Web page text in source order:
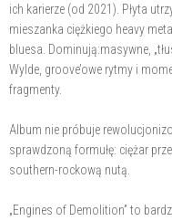
ich karierze (od 2021). Płyta
mieszanka ciężkiego heavy
bluesa. Dominują:masywne,
Wylde, groove’owe rytmy i
fragmenty.
Album nie próbuje
sprawdzoną formułę: ciężar
southern-rockową nutą.
„Engines of Demolition” to